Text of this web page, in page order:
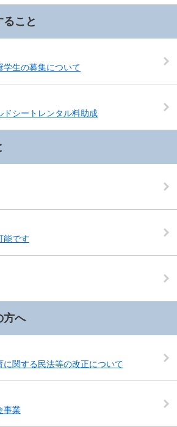
こと
学生の募集について
ドシートレンタル料助成
能です
方へ
関する民法等の改正について
事業